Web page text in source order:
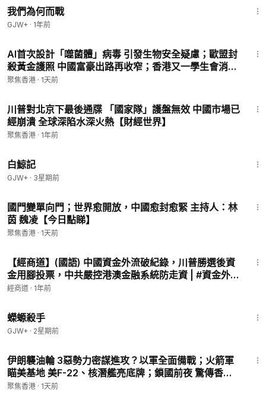
我們為何而戰
GJW+ · 1年前
AI首次設計「噬菌體」病毒 引發生物安全疑慮；歐盟封
殺黃金護照 中國富豪出路再收窄；香港又一學生會消失
【新聞要點】
聚焦香港 · 1天前
川普對北京下最後通牒 「國家隊」護盤無效 中國市場已
經崩潰 全球深陷水深火熱【財經世界】
聚焦香港 · 1年前
白鯨記
GJW+ · 3星期前
國門變單向門；世界愈開放，中國愈封愈緊 主持人：林
茵 魏凌【今日點睇】
聚焦香港 · 1天前
【經商道】(國語) 中國資金外流破紀錄，川普勝選後資
金用腳投票，中共嚴控港澳金融系統防走資 | #資金外流
#經濟 #資本市場 #特朗普 #外匯 #金融 |【政經速遞】
經商道 · 1年前
蠑螈殺手
GJW+ · 2星期前
伊朗襲油輪 3惡勢力密謀進攻？以軍全面備戰；火箭軍
瞄美基地 美F-22、核潛艦亮底牌；鎖國前夜 驚傳香港
200高官被拿下 郭德綱突出走？【今日看點】
聚焦香港 · 1天前